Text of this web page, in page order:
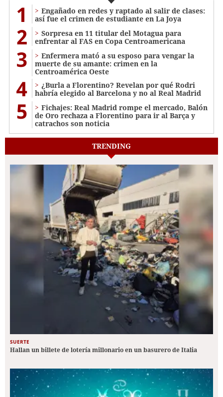
1
Engañado en redes y raptado al salir de clases:
así fue el crimen de estudiante en La Joya
2
Sorpresa en 11 titular del Motagua para
enfrentar al FAS en Copa Centroamericana
3
Enfermera mató a su esposo para vengar la
muerte de su amante: crimen en la
Centroamérica Oeste
4
¿Burla a Florentino? Revelan por qué Rodri
habría elegido al Barcelona y no al Real Madrid
5
Fichajes: Real Madrid rompe el mercado, Balón
de Oro rechaza a Florentino para ir al Barça y
catrachos son noticia
TRENDING
SUERTE
Hallan un billete de lotería millonario en un basurero de Italia